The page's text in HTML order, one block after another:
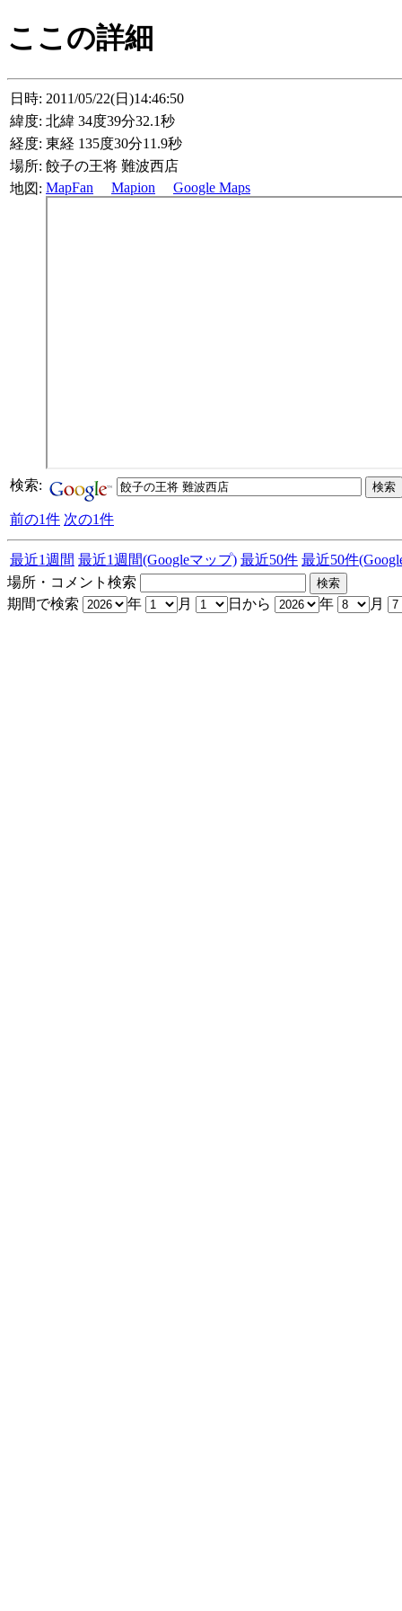
ここの詳細
日時: 2011/05/22(日)14:46:50
緯度: 北緯 34度39分32.1秒
経度: 東経 135度30分11.9秒
場所: 餃子の王将 難波西店
地図: MapFan Mapion Google Maps
検索:
前の1件 次の1件
最近1週間 最近1週間(Googleマップ) 最近50件 最近50件
場所・コメント検索
期間で検索
年 月 日から 年 月